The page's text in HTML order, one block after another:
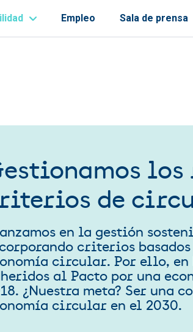
Empleo Sala de prensa
los
de
en la gestión
criterios basados
circular. Por ello, en
al Pacto por una
¿Nuestra meta? Ser una
circular en el 2030.